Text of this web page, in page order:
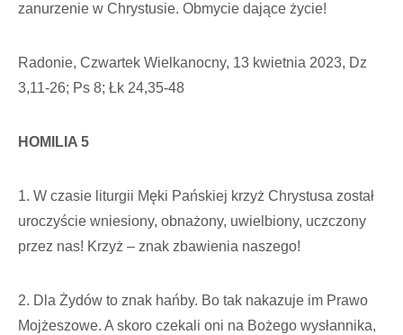
zanurzenie w Chrystusie. Obmycie dające życie!
Radonie, Czwartek Wielkanocny, 13 kwietnia 2023, Dz
3,11-26; Ps 8; Łk 24,35-48
HOMILIA 5
1. W czasie liturgii Męki Pańskiej krzyż Chrystusa został
uroczyście wniesiony, obnażony, uwielbiony, uczczony
przez nas! Krzyż – znak zbawienia naszego!
2. Dla Żydów to znak hańby. Bo tak nakazuje im Prawo
Mojżeszowe. A skoro czekali oni na Bożego wysłannika,